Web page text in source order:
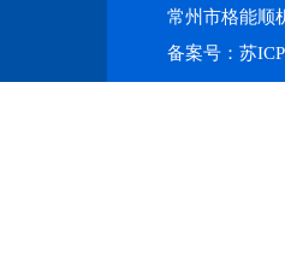
常州市格能顺
备案号： 苏